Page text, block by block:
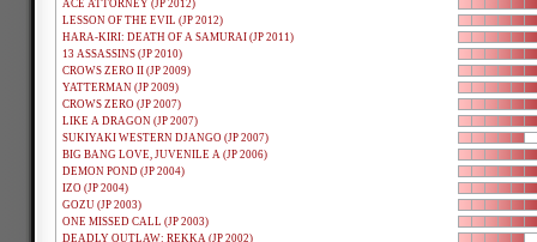
ACE ATTORNEY (JP 2012)
LESSON OF THE EVIL (JP 2012)
HARA-KIRI: DEATH OF A SAMURAI (JP 2011)
13 ASSASSINS (JP 2010)
CROWS ZERO II (JP 2009)
YATTERMAN (JP 2009)
CROWS ZERO (JP 2007)
LIKE A DRAGON (JP 2007)
SUKIYAKI WESTERN DJANGO (JP 2007)
BIG BANG LOVE, JUVENILE A (JP 2006)
DEMON POND (JP 2004)
IZO (JP 2004)
GOZU (JP 2003)
ONE MISSED CALL (JP 2003)
DEADLY OUTLAW: REKKA (JP 2002)